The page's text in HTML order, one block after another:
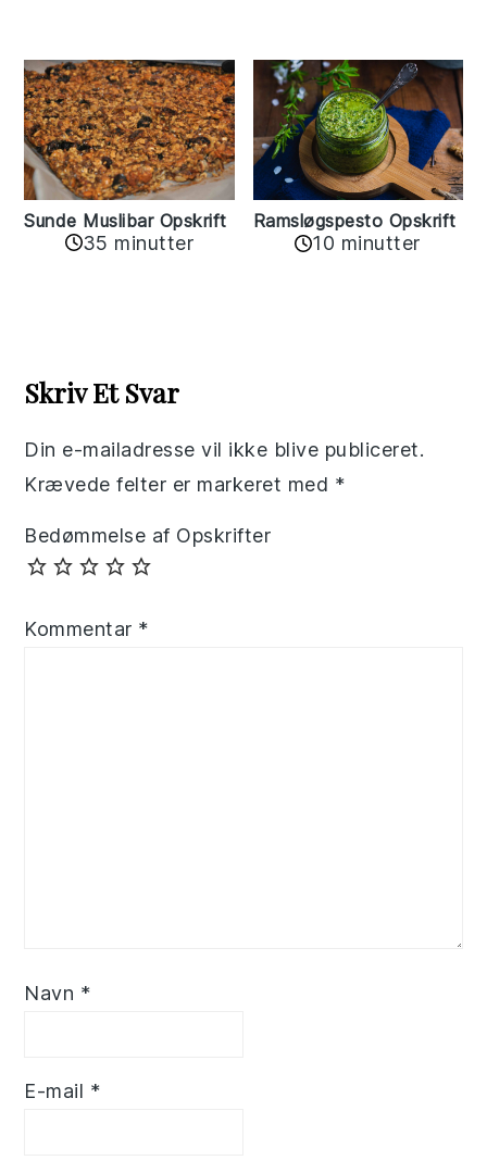
Sunde Muslibar Opskrift
35 minutter
Ramsløgspesto Opskrift
10 minutter
Interactions
Skriv Et Svar
Din e-mailadresse vil ikke blive publiceret.
Krævede felter er markeret med *
Bedømmelse af Opskrifter
Kommentar *
Navn *
E-mail *